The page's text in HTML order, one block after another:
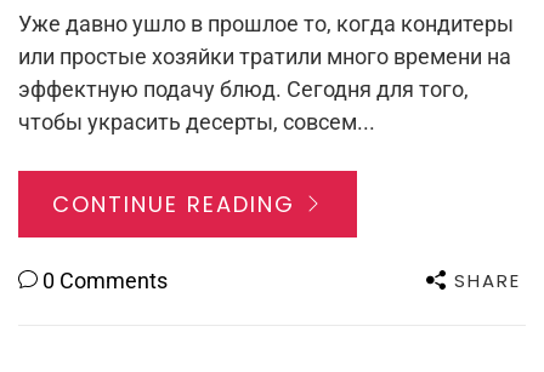
Уже давно ушло в прошлое то, когда кондитеры
или простые хозяйки тратили много времени на
эффектную подачу блюд. Сегодня для того,
чтобы украсить десерты, совсем...
CONTINUE READING
0 Comments SHARE